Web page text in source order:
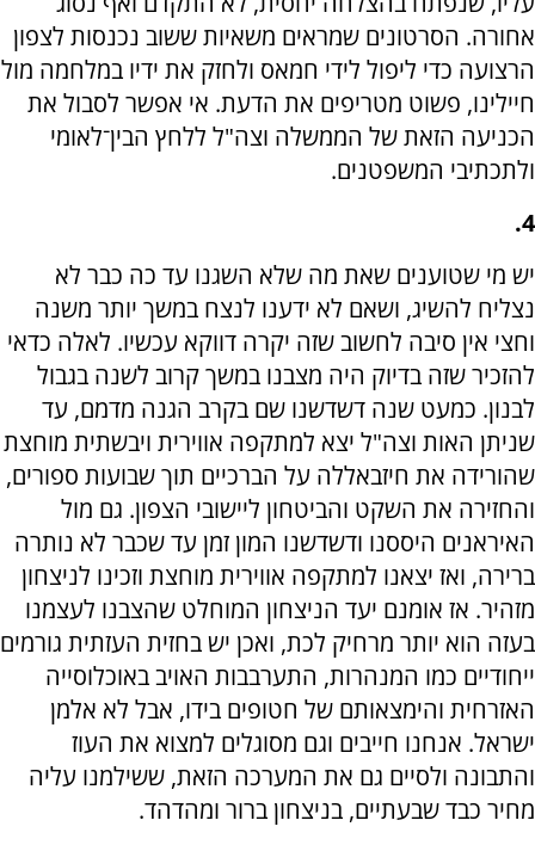
אחורה. הסרטונים שמראים משאיות ששוב נכנסות לצפון
הרצועה כדי ליפול לידי חמאס ולחזק את ידיו במלחמה מול
חיילינו, פשוט מטריפים את הדעת. אי אפשר לסבול את
הכניעה הזאת של הממשלה וצה"ל ללחץ הבין־לאומי
ולתכתיבי המשפטנים.
4.
יש מי שטוענים שאת מה שלא השגנו עד כה כבר לא
נצליח להשיג, ושאם לא ידענו לנצח במשך יותר משנה
וחצי אין סיבה לחשוב שזה יקרה דווקא עכשיו. לאלה כדאי
להזכיר שזה בדיוק היה מצבנו במשך קרוב לשנה בגבול
לבנון. כמעט שנה דשדשנו שם בקרב הגנה מדמם, עד
שניתן האות וצה"ל יצא למתקפה אווירית ויבשתית מוחצת
שהורידה את חיזבאללה על הברכיים תוך שבועות ספורים,
והחזירה את השקט והביטחון ליישובי הצפון. גם מול
האיראנים היססנו ודשדשנו המון זמן עד שכבר לא נותרה
ברירה, ואז יצאנו למתקפה אווירית מוחצת וזכינו לניצחון
מזהיר. אז אומנם יעד הניצחון המוחלט שהצבנו לעצמנו
בעזה הוא יותר מרחיק לכת, ואכן יש בחזית העזתית גורמים
ייחודיים כמו המנהרות, התערבבות האויב באוכלוסייה
האזרחית והימצאותם של חטופים בידו, אבל לא אלמן
ישראל. אנחנו חייבים וגם מסוגלים למצוא את העוז
והתבונה ולסיים גם את המערכה הזאת, ששילמנו עליה
מחיר כבד שבעתיים, בניצחון ברור ומהדהד.